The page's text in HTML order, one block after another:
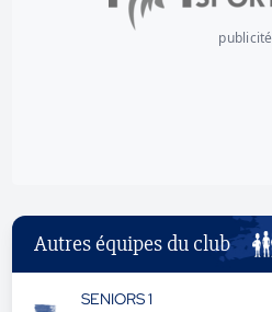
publicité
Autres équipes du club
SENIORS 1